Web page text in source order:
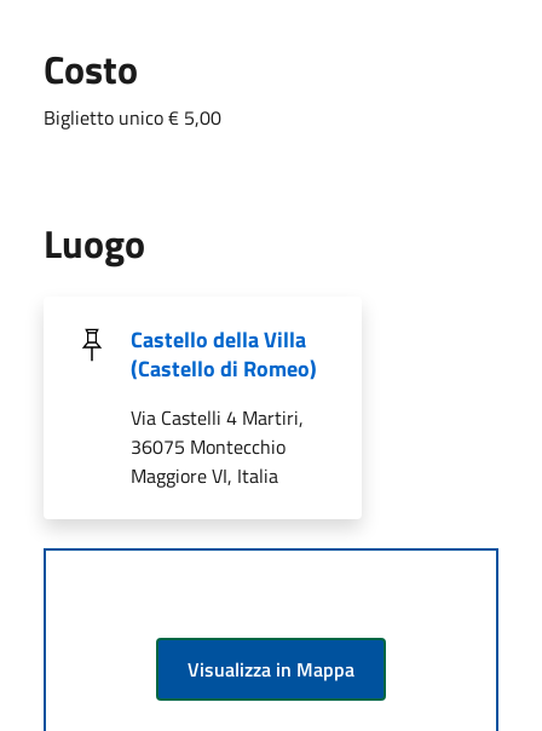
Costo
Biglietto unico € 5,00
Luogo
Castello della Villa
(Castello di Romeo)
Via Castelli 4 Martiri,
36075 Montecchio
Maggiore VI, Italia
Visualizza in Mappa